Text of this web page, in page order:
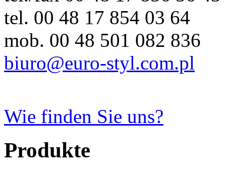
tel. 00 48 17 854 03 64
mob. 00 48 501 082 836
biuro@euro-styl.com.pl
Wie finden Sie uns?
Produkte